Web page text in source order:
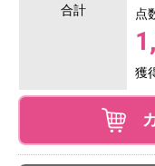
合計 点
獲